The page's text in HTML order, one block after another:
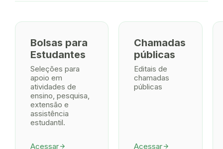
Bolsas para
Estudantes
Seleções para
apoio em
atividades de
ensino, pesquisa,
extensão e
assistência
estudantil.
Acessararrow_forward
Chamadas
públicas
Editais de
chamadas
públicas
Acessararrow_forward